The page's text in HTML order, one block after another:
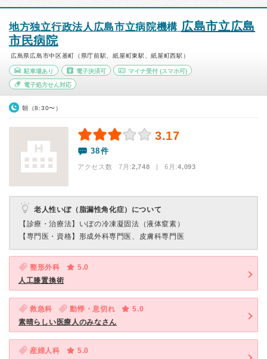
地方独立行政法人広島市立病院機構 広島市立広島
市民病院
広島県広島市中区基町（県庁前駅、紙屋町東駅、紙屋町西駅）
駐車場あり 電子決済可 マイナ受付 (スマホ可)
電子処方せん対応
朝（8:30〜）
3.17
38件
アクセス数 7月:2,748 | 6月:4,093
老人性いぼ（脂漏性角化症）について
【診療・治療法】 いぼの冷凍凝固法（液体窒素）
【専門医・資格】 形成外科専門医、皮膚科専門医
整形外科
5.0
人工膝置換術
救急科 動悸・息切れ
5.0
素晴らしい医療人のみなさん
産婦人科
5.0